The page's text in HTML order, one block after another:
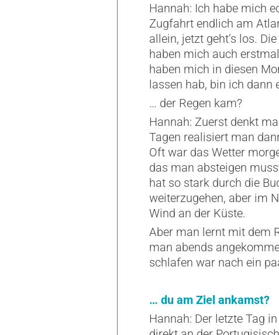
Hannah: Ich habe mich
Zugfahrt endlich am
allein, jetzt geht’s los.
haben mich auch
haben mich in diesen
lassen hab, bin ich dann
… der Regen kam?
Hannah: Zuerst denkt
Tagen realisiert man
Oft war das Wetter
das man absteigen
hat so stark durch die
weiterzugehen, aber im
Wind an der Küste.
Aber man lernt mit dem
man abends
schlafen war nach ein
… du am Ziel ankamst?
Hannah: Der letzte Tag